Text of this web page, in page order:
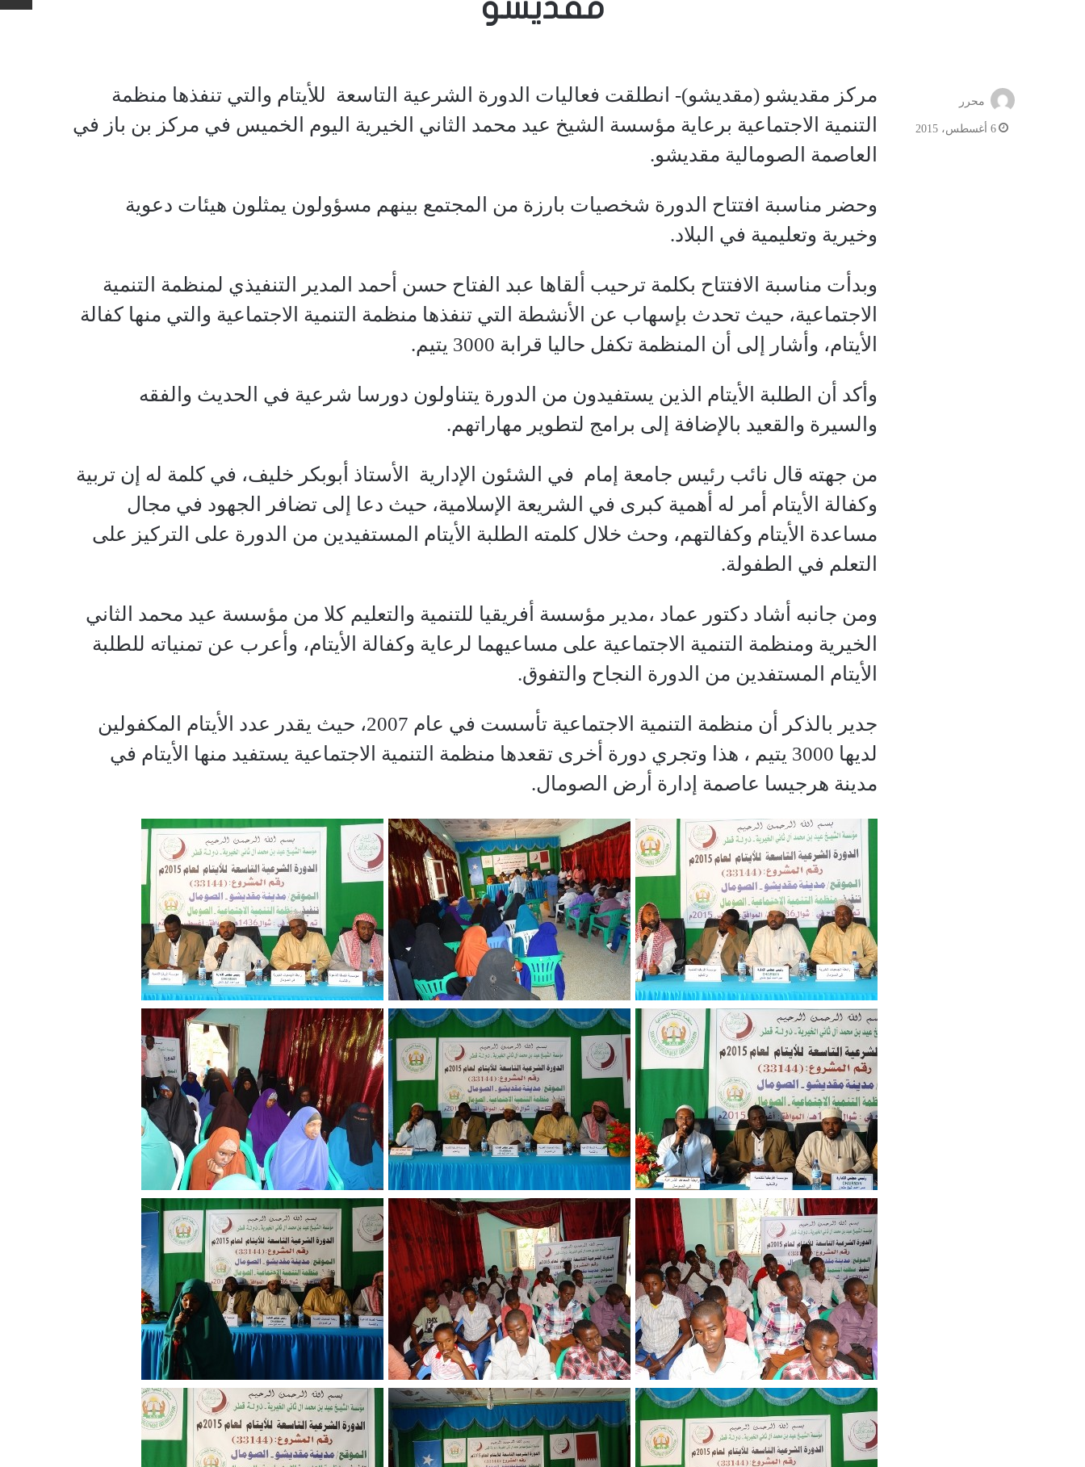
مقديشو
مركز مقديشو (مقديشو)- انطلقت فعاليات الدورة الشرعية التاسعة للأيتام والتي تنفذها منظمة
التنمية الاجتماعية برعاية مؤسسة الشيخ عيد محمد الثاني الخيرية اليوم الخميس في مركز بن باز في
العاصمة الصومالية مقديشو.
وحضر مناسبة افتتاح الدورة شخصيات بارزة من المجتمع بينهم مسؤولون يمثلون هيئات دعوية
وخيرية وتعليمية في البلاد.
وبدأت مناسبة الافتتاح بكلمة ترحيب ألقاها عبد الفتاح حسن أحمد المدير التنفيذي لمنظمة التنمية
الاجتماعية، حيث تحدث بإسهاب عن الأنشطة التي تنفذها منظمة التنمية الاجتماعية والتي منها كفالة
الأيتام، وأشار إلى أن المنظمة تكفل حاليا قرابة 3000 يتيم.
وأكد أن الطلبة الأيتام الذين يستفيدون من الدورة يتناولون دورسا شرعية في الحديث والفقه
والسيرة والقعيد بالإضافة إلى برامج لتطوير مهاراتهم.
من جهته قال نائب رئيس جامعة إمام في الشئون الإدارية الأستاذ أبوبكر خليف، في كلمة له إن تربية
وكفالة الأيتام أمر له أهمية كبرى في الشريعة الإسلامية، حيث دعا إلى تضافر الجهود في مجال
مساعدة الأيتام وكفالتهم، وحث خلال كلمته الطلبة الأيتام المستفيدين من الدورة على التركيز على
التعلم في الطفولة.
ومن جانبه أشاد دكتور عماد ،مدير مؤسسة أفريقيا للتنمية والتعليم كلا من مؤسسة عيد محمد الثاني
الخيرية ومنظمة التنمية الاجتماعية على مساعيهما لرعاية وكفالة الأيتام، وأعرب عن تمنياته للطلبة
الأيتام المستفدين من الدورة النجاح والتفوق.
جدير بالذكر أن منظمة التنمية الاجتماعية تأسست في عام 2007، حيث يقدر عدد الأيتام المكفولين
لديها 3000 يتيم ، هذا وتجري دورة أخرى تقعدها منظمة التنمية الاجتماعية يستفيد منها الأيتام في
مدينة هرجيسا عاصمة إدارة أرض الصومال.
محرر
6 أغسطس، 2015